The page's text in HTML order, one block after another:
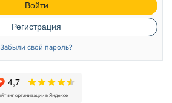
Войти
Регистрация
Забыли свой пароль?